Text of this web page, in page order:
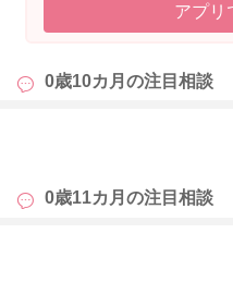
アプリ
0歳10カ月の注目相談
もっ
0歳11カ月の注目相談
もっ